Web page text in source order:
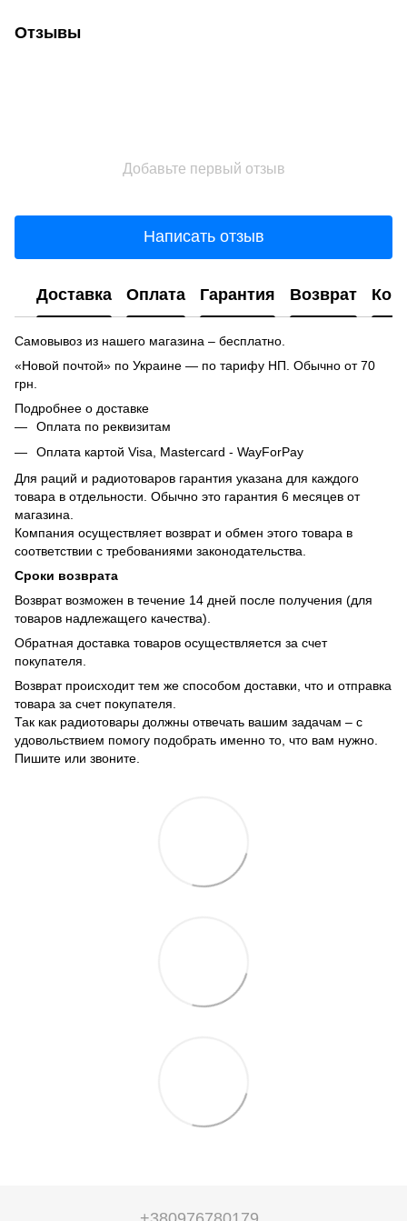
Отзывы
Добавьте первый отзыв
Написать отзыв
Доставка Оплата Гарантия Возврат
Самовывоз из нашего магазина – бесплатно.
«Новой почтой» по Украине — по тарифу НП. Обычно от 70
грн.
Подробнее о доставке
Оплата по реквизитам
Оплата картой Visa, Mastercard - WayForPay
Для раций и радиотоваров гарантия указана для каждого
товара в отдельности. Обычно это гарантия 6 месяцев от
магазина.
Компания осуществляет возврат и обмен этого товара в
соответствии с требованиями законодательства.
Сроки возврата
Возврат возможен в течение 14 дней после получения (для
товаров надлежащего качества).
Обратная доставка товаров осуществляется за счет
покупателя.
Возврат происходит тем же способом доставки, что и отправка
товара за счет покупателя.
Так как радиотовары должны отвечать вашим задачам – с
удовольствием помогу подобрать именно то, что вам нужно.
Пишите или звоните.